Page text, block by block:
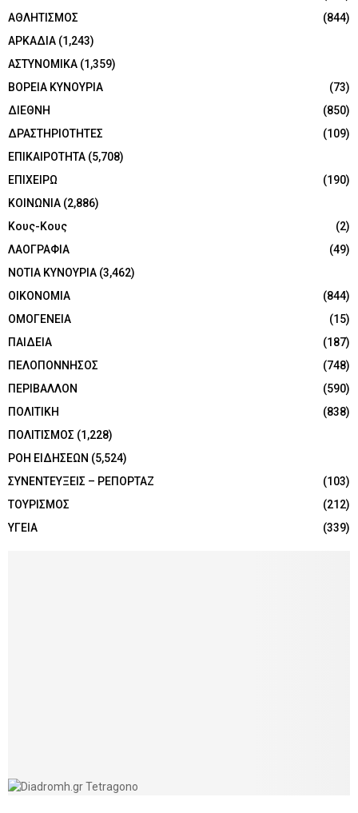
ΑΘΛΗΤΙΣΜΟΣ
(844)
ΑΡΚΑΔΙΑ (1,243)
ΑΣΤΥΝΟΜΙΚΑ (1,359)
ΒΟΡΕΙΑ ΚΥΝΟΥΡΙΑ
(73)
ΔΙΕΘΝΗ
(850)
ΔΡΑΣΤΗΡΙΟΤΗΤΕΣ
(109)
ΕΠΙΚΑΙΡΟΤΗΤΑ (5,708)
ΕΠΙΧΕΙΡΩ
(190)
ΚΟΙΝΩΝΙΑ (2,886)
Κους-Κους
(2)
ΛΑΟΓΡΑΦΙΑ
(49)
ΝΟΤΙΑ ΚΥΝΟΥΡΙΑ (3,462)
ΟΙΚΟΝΟΜΙΑ
(844)
ΟΜΟΓΕΝΕΙΑ
(15)
ΠΑΙΔΕΙΑ
(187)
ΠΕΛΟΠΟΝΝΗΣΟΣ
(748)
ΠΕΡΙΒΑΛΛΟΝ
(590)
ΠΟΛΙΤΙΚΗ
(838)
ΠΟΛΙΤΙΣΜΟΣ (1,228)
ΡΟΗ ΕΙΔΗΣΕΩΝ (5,524)
ΣΥΝΕΝΤΕΥΞΕΙΣ – ΡΕΠΟΡΤΑΖ
(103)
ΤΟΥΡΙΣΜΟΣ
(212)
ΥΓΕΙΑ
(339)